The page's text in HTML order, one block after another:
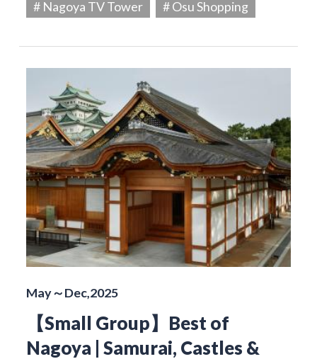
# Nagoya TV Tower
# Osu Shopping
May～Dec,2025
【Small Group】Best of
Nagoya | Samurai, Castles &